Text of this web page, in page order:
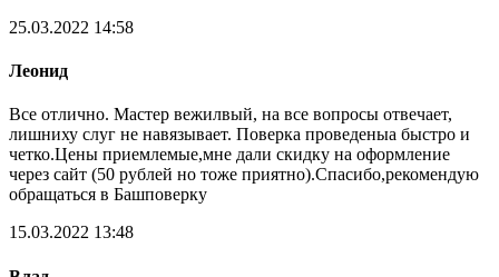
25.03.2022 14:58
Леонид
Все отлично. Мастер вежилвый, на все вопросы отвечает,
лишниху слуг не навязывает. Поверка проведеныа быстро и
четко.Цены приемлемые,мне дали скидку на оформление
через сайт (50 рублей но тоже приятно).Спасибо,рекомендую
обращаться в Башповерку
15.03.2022 13:48